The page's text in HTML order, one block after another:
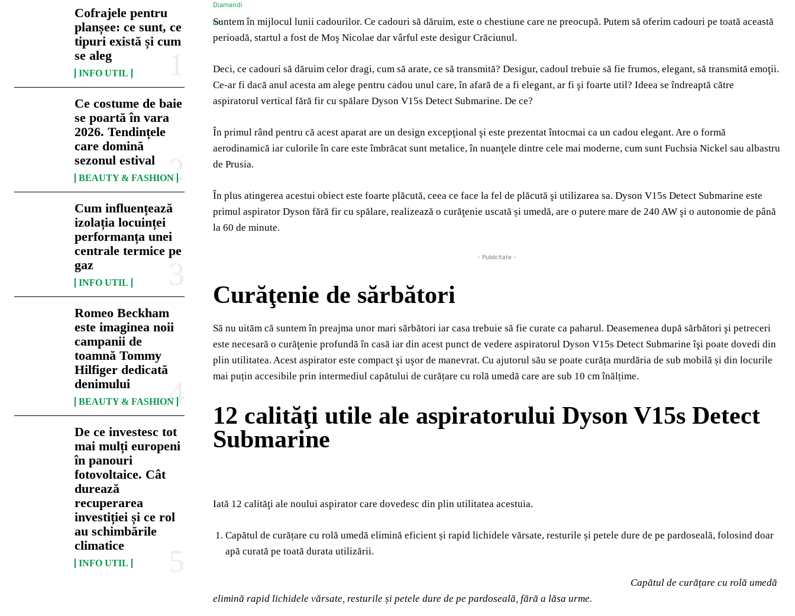
Cofrajele pentru
planșee: ce sunt, ce
tipuri există și cum
se aleg
INFO UTIL
Ce costume de baie
se poartă în vara
2026. Tendințele
care domină
sezonul estival
BEAUTY & FASHION
Cum influențează
izolația locuinței
performanța unei
centrale termice pe
gaz
INFO UTIL
Romeo Beckham
este imaginea noii
campanii de
toamnă Tommy
Hilfiger dedicată
denimului
BEAUTY & FASHION
De ce investesc tot
mai mulți europeni
în panouri
fotovoltaice. Cât
durează
recuperarea
investiției și ce rol
au schimbările
climatice
INFO UTIL
Suntem în mijlocul lunii cadourilor. Ce cadouri să dăruim, este o chestiune care ne preocupă. Putem să oferim cadouri pe toată această
perioadă, startul a fost de Moş Nicolae dar vârful este desigur Crăciunul.
Deci, ce cadouri să dăruim celor dragi, cum să arate, ce să transmită? Desigur, cadoul trebuie să fie frumos, elegant, să transmită emoţii.
Ce-ar fi dacă anul acesta am alege pentru cadou unul care, în afară de a fi elegant, ar fi şi foarte util? Ideea se îndreaptă către
aspiratorul vertical fără fir cu spălare Dyson V15s Detect Submarine. De ce?
În primul rând pentru că acest aparat are un design excepţional şi este prezentat întocmai ca un cadou elegant. Are o formă
aerodinamică iar culorile în care este îmbrăcat sunt metalice, în nuanţele dintre cele mai moderne, cum sunt Fuchsia Nickel sau albastru
de Prusia.
În plus atingerea acestui obiect este foarte plăcută, ceea ce face la fel de plăcută şi utilizarea sa. Dyson V15s Detect Submarine este
primul aspirator Dyson fără fir cu spălare, realizează o curăţenie uscată și umedă, are o putere mare de 240 AW şi o autonomie de până
la 60 de minute.
- Publicitate -
Curăţenie de sărbători
Să nu uităm că suntem în preajma unor mari sărbători iar casa trebuie să fie curate ca paharul. Deasemenea după sărbători şi petreceri
este necesară o curăţenie profundă în casă iar din acest punct de vedere aspiratorul Dyson V15s Detect Submarine îşi poate dovedi din
plin utilitatea. Acest aspirator este compact şi uşor de manevrat. Cu ajutorul său se poate curăța murdăria de sub mobilă și din locurile
mai puțin accesibile prin intermediul capătului de curățare cu rolă umedă care are sub 10 cm înălțime.
12 calităţi utile ale aspiratorului Dyson V15s Detect
Submarine
Iată 12 calităţi ale noului aspirator care dovedesc din plin utilitatea acestuia.
Capătul de curățare cu rolă umedă elimină eficient și rapid lichidele vărsate, resturile și petele dure de pe pardoseală, folosind doar
apă curată pe toată durata utilizării.
Capătul de curățare cu rolă umedă
elimină rapid lichidele vărsate, resturile și petele dure de pe pardoseală, fără a lăsa urme.